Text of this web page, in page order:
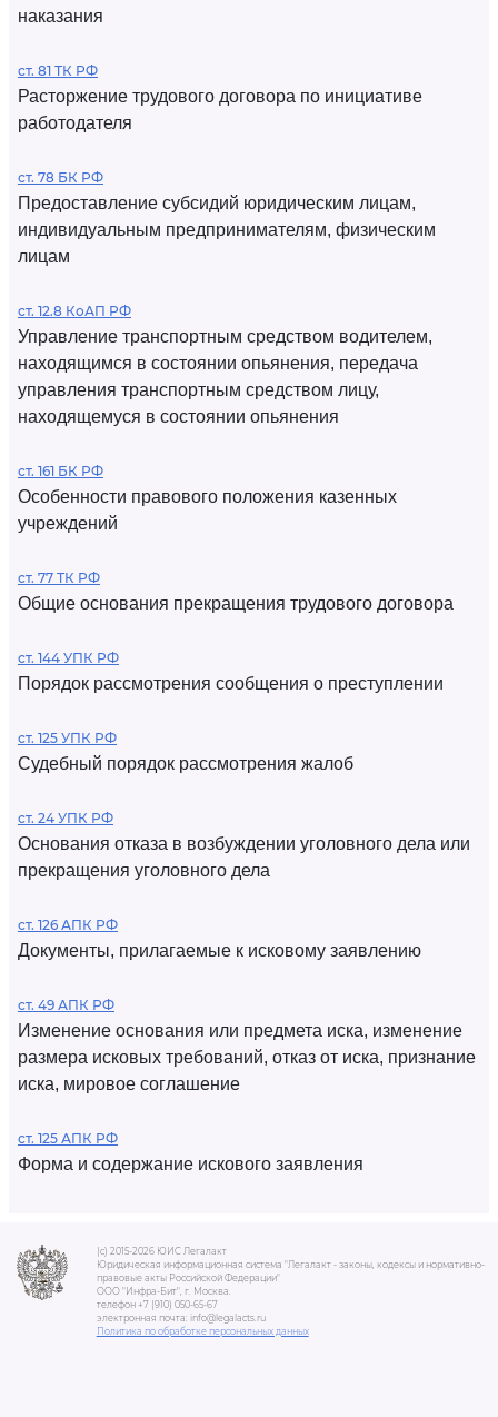
наказания
ст. 81 ТК РФ
Расторжение трудового договора по инициативе
работодателя
ст. 78 БК РФ
Предоставление субсидий юридическим лицам,
индивидуальным предпринимателям, физическим
лицам
ст. 12.8 КоАП РФ
Управление транспортным средством водителем,
находящимся в состоянии опьянения, передача
управления транспортным средством лицу,
находящемуся в состоянии опьянения
ст. 161 БК РФ
Особенности правового положения казенных
учреждений
ст. 77 ТК РФ
Общие основания прекращения трудового договора
ст. 144 УПК РФ
Порядок рассмотрения сообщения о преступлении
ст. 125 УПК РФ
Судебный порядок рассмотрения жалоб
ст. 24 УПК РФ
Основания отказа в возбуждении уголовного дела или
прекращения уголовного дела
ст. 126 АПК РФ
Документы, прилагаемые к исковому заявлению
ст. 49 АПК РФ
Изменение основания или предмета иска, изменение
размера исковых требований, отказ от иска, признание
иска, мировое соглашение
ст. 125 АПК РФ
Форма и содержание искового заявления
(c) 2015-2026 ЮИС Легалакт
Юридическая информационная система "Легалакт - законы, кодексы и нормативно-
правовые акты Российской Федерации"
ООО "Инфра-Бит", г. Москва.
телефон +7 (910) 050-65-67
электронная почта: info@legalacts.ru
Политика по обработке персональных данных